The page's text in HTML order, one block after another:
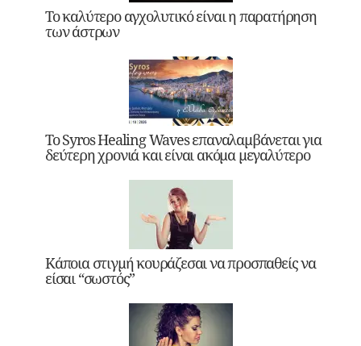
Το καλύτερο αγχολυτικό είναι η παρατήρηση
των άστρων
Το Syros Healing Waves επαναλαμβάνεται για
δεύτερη χρονιά και είναι ακόμα μεγαλύτερο
Κάποια στιγμή κουράζεσαι να προσπαθείς να
είσαι “σωστός”